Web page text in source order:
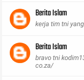
Berita Islam
kerja tim tni
Berita Islam
bravo tni
co.za/